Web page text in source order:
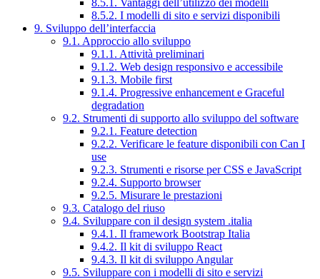
8.5.1. Vantaggi dell’utilizzo dei modelli
8.5.2. I modelli di sito e servizi disponibili
9. Sviluppo dell’interfaccia
9.1. Approccio allo sviluppo
9.1.1. Attività preliminari
9.1.2. Web design responsivo e accessibile
9.1.3. Mobile first
9.1.4. Progressive enhancement e Graceful
degradation
9.2. Strumenti di supporto allo sviluppo del software
9.2.1. Feature detection
9.2.2. Verificare le feature disponibili con Can I
use
9.2.3. Strumenti e risorse per CSS e JavaScript
9.2.4. Supporto browser
9.2.5. Misurare le prestazioni
9.3. Catalogo del riuso
9.4. Sviluppare con il design system .italia
9.4.1. Il framework Bootstrap Italia
9.4.2. Il kit di sviluppo React
9.4.3. Il kit di sviluppo Angular
9.5. Sviluppare con i modelli di sito e servizi